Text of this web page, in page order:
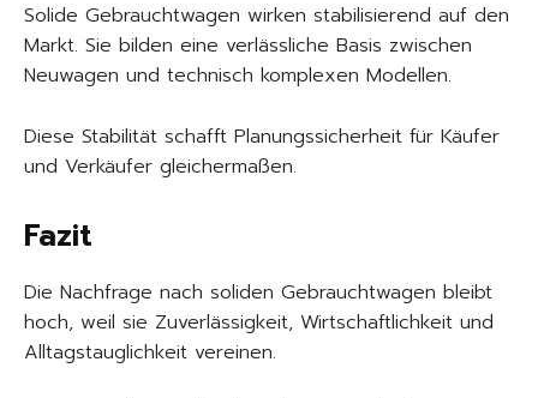
Solide Gebrauchtwagen wirken stabilisierend auf den
Markt. Sie bilden eine verlässliche Basis zwischen
Neuwagen und technisch komplexen Modellen.
Diese Stabilität schafft Planungssicherheit für Käufer
und Verkäufer gleichermaßen.
Fazit
Die Nachfrage nach soliden Gebrauchtwagen bleibt
hoch, weil sie Zuverlässigkeit, Wirtschaftlichkeit und
Alltagstauglichkeit vereinen.